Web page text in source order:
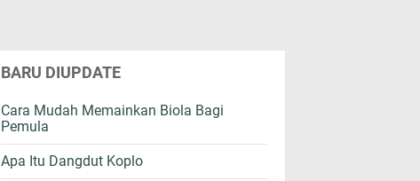
BARU DIUPDATE
Cara Mudah Memainkan Biola Bagi
Pemula
Apa Itu Dangdut Koplo